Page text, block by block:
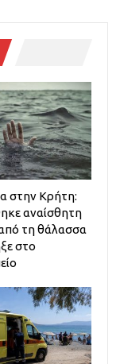
στην Κρήτη:
αναίσθητη
τη θάλασσα
στο